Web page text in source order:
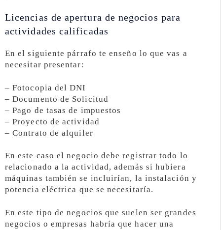
Licencias de apertura de negocios para
actividades calificadas
En el siguiente párrafo te enseño lo que vas a
necesitar presentar:
– Fotocopia del DNI
– Documento de Solicitud
– Pago de tasas de impuestos
– Proyecto de actividad
– Contrato de alquiler
En este caso el negocio debe registrar todo lo
relacionado a la actividad, además si hubiera
máquinas también se incluirían, la instalación y
potencia eléctrica que se necesitaría.
En este tipo de negocios que suelen ser grandes
negocios o empresas habría que hacer una